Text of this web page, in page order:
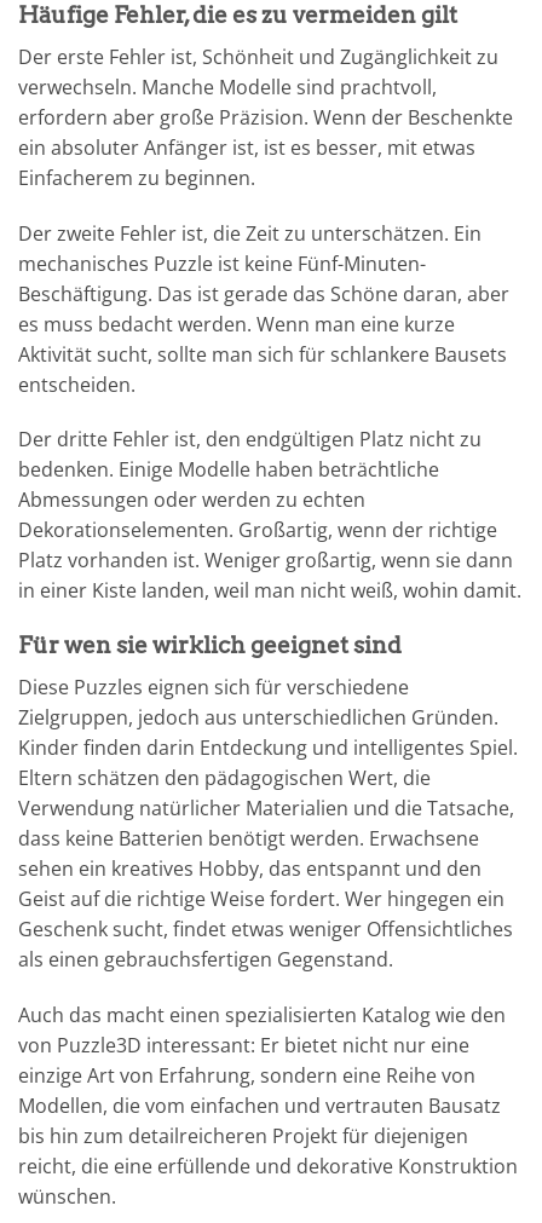
Häufige Fehler, die es zu vermeiden gilt
Der erste Fehler ist, Schönheit und Zugänglichkeit zu
verwechseln. Manche Modelle sind prachtvoll,
erfordern aber große Präzision. Wenn der Beschenkte
ein absoluter Anfänger ist, ist es besser, mit etwas
Einfacherem zu beginnen.
Der zweite Fehler ist, die Zeit zu unterschätzen. Ein
mechanisches Puzzle ist keine Fünf-Minuten-
Beschäftigung. Das ist gerade das Schöne daran, aber
es muss bedacht werden. Wenn man eine kurze
Aktivität sucht, sollte man sich für schlankere Bausets
entscheiden.
Der dritte Fehler ist, den endgültigen Platz nicht zu
bedenken. Einige Modelle haben beträchtliche
Abmessungen oder werden zu echten
Dekorationselementen. Großartig, wenn der richtige
Platz vorhanden ist. Weniger großartig, wenn sie dann
in einer Kiste landen, weil man nicht weiß, wohin damit.
Für wen sie wirklich geeignet sind
Diese Puzzles eignen sich für verschiedene
Zielgruppen, jedoch aus unterschiedlichen Gründen.
Kinder finden darin Entdeckung und intelligentes Spiel.
Eltern schätzen den pädagogischen Wert, die
Verwendung natürlicher Materialien und die Tatsache,
dass keine Batterien benötigt werden. Erwachsene
sehen ein kreatives Hobby, das entspannt und den
Geist auf die richtige Weise fordert. Wer hingegen ein
Geschenk sucht, findet etwas weniger Offensichtliches
als einen gebrauchsfertigen Gegenstand.
Auch das macht einen spezialisierten Katalog wie den
von Puzzle3D interessant: Er bietet nicht nur eine
einzige Art von Erfahrung, sondern eine Reihe von
Modellen, die vom einfachen und vertrauten Bausatz
bis hin zum detailreicheren Projekt für diejenigen
reicht, die eine erfüllende und dekorative Konstruktion
wünschen.